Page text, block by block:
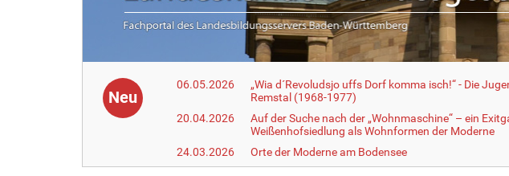
Neu
06.05.2026
„Wia d´Revoludsjo uffs Dorf komma isch!“ - Die
Remstal (1968-1977)
20.04.2026
Auf der Suche nach der „Wohnmaschine“ – ein
Weißenhofsiedlung als Wohnformen der Moderne
24.03.2026
Orte der Moderne am Bodensee